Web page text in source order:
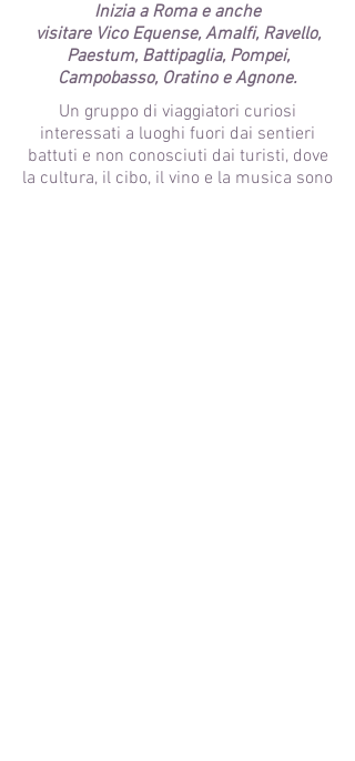
Inizia a Roma e anche
visitare Vico Equense, Amalfi, Ravello,
Paestum, Battipaglia, Pompei,
Campobasso, Oratino e Agnone.
Un gruppo di viaggiatori curiosi
interessati a luoghi fuori dai sentieri
battuti e non conosciuti dai turisti, dove
la cultura, il cibo, il vino e la musica sono